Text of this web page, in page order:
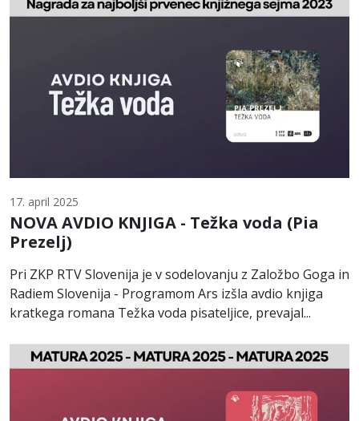
17. april 2025
NOVA AVDIO KNJIGA - Težka voda (Pia
Prezelj)
Pri ZKP RTV Slovenija je v sodelovanju z Založbo Goga in
Radiem Slovenija - Programom Ars izšla avdio knjiga
kratkega romana Težka voda pisateljice, prevajal...